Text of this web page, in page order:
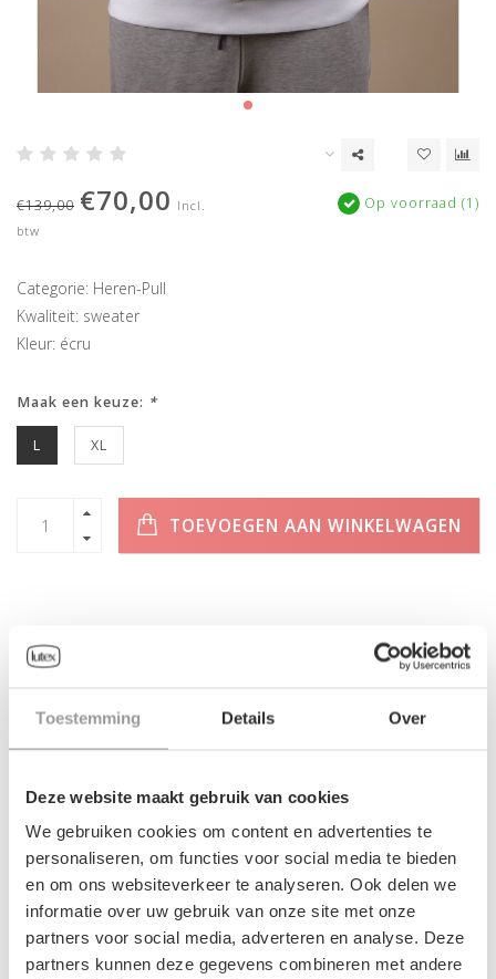
Toestemming Details Over
Deze website maakt gebruik van cookies
We gebruiken cookies om content en advertenties te
personaliseren, om functies voor social media te bieden
en om ons websiteverkeer te analyseren. Ook delen we
informatie over uw gebruik van onze site met onze
partners voor social media, adverteren en analyse. Deze
partners kunnen deze gegevens combineren met andere
€139,00 €70,00 Incl.
btw
Op voorraad (1)
Categorie: Heren-Pull
Kwaliteit: sweater
Kleur: écru
Maak een keuze: *
L XL
TOEVOEGEN AAN WINKELWAGEN
Geen informatie gevonden
48 BWF MB145 off white
Nog niet gewaardeerd
0 sterren op basis van 0 beoordelingen
JE BEOORDELING TOEVOEGEN